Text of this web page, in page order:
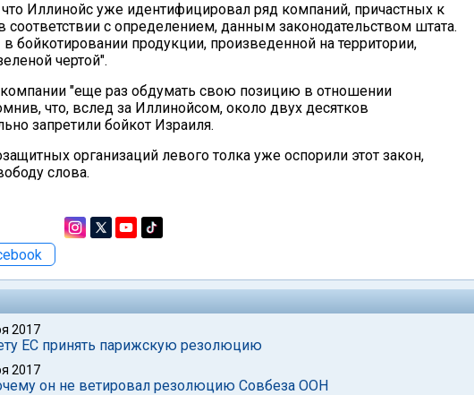
Иллинойс уже идентифицировал ряд компаний, причастных к
соответствии с определением, данным законодательством штата.
бойкотировании продукции, произведенной на территории,
чертой".
компании "еще раз обдумать свою позицию в отношении
что, вслед за Иллинойсом, около двух десятков
запретили бойкот Израиля.
организаций левого толка уже оспорили этот закон,
слова.
2017
ЕС принять парижскую резолюцию
2017
он не ветировал резолюцию Совбеза ООН